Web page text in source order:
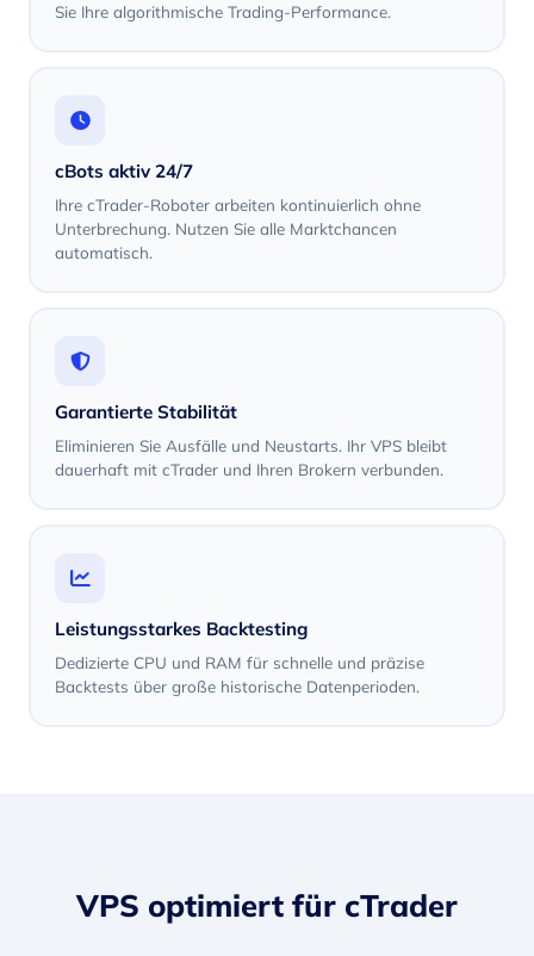
Sie Ihre algorithmische Trading-Performance.
cBots aktiv 24/7
Ihre cTrader-Roboter arbeiten kontinuierlich ohne
Unterbrechung. Nutzen Sie alle Marktchancen
automatisch.
Garantierte Stabilität
Eliminieren Sie Ausfälle und Neustarts. Ihr VPS bleibt
dauerhaft mit cTrader und Ihren Brokern verbunden.
Leistungsstarkes Backtesting
Dedizierte CPU und RAM für schnelle und präzise
Backtests über große historische Datenperioden.
VPS optimiert für cTrader